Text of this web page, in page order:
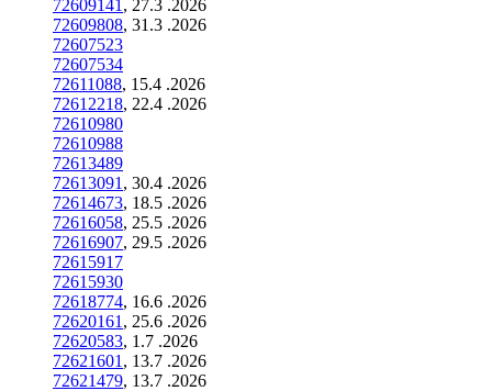
72609141 , 27.3 .2026
72609808, 31.3 .2026
72607523
72607534
72611088, 15.4 .2026
72612218, 22.4 .2026
72610980
72610988
72613489
72613091 , 30.4 .2026
72614673, 18.5 .2026
72616058, 25.5 .2026
72616907, 29.5 .2026
72615917
72615930
72618774, 16.6 .2026
72620161 , 25.6 .2026
72620583, 1.7 .2026
72621601 , 13.7 .2026
72621479, 13.7 .2026